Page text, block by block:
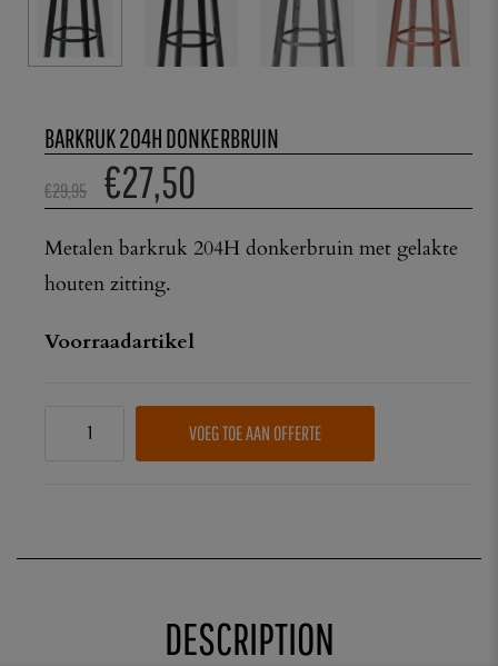
BARKRUK 204H DONKERBRUIN
€29,95 €27,50
Metalen barkruk 204H donkerbruin met gelakte
houten zitting.
Voorraadartikel
VOEG TOE AAN OFFERTE
DESCRIPTION